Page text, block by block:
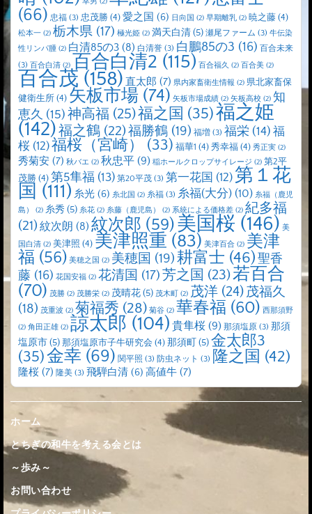
(66) 忠福 (3) 忠茂勝 (4) 愛之国 (6) 日向国 (2) 早期離乳 (2) 暁之藤 (4)
松本一 (2) 栃木県 (17) 極光姫 (2) 満天白清(5) 瀬尾ファーム (3) 牛伝染
性リンパ腫 (2) 白清85の3 (8) 白清誉 (3) 白鵬85の3 (16) 百合未来
(3) 百合白清 (2) 百合白清2 (115) 百合福久 (2) 百合美 (2)
百合茂 (158) 直太郎 (7) 県内家畜衛生情報 (2) 県北家畜保
健衛生所 (4) 矢板市場 (74) 矢板市場成績 (2) 矢板高校 (2) 知
恵久 (15) 神高福 (25)福之国 (35)福之姫
(142)福之鶴 (22)福勝鶴 (19) 福増 (3) 福栄 (14) 福
桜 (12)福桜（宮崎） (33) 福華1 (4) 秀幸福 (4) 秀正実 (2)
秀菊安 (7) 秋バエ (2) 秋忠平 (9) 稲ホールクロップサイレージ (2) 第2平
茂勝 (4) 第5隼福 (13) 第20平茂 (3) 第一花国 (12) 第１花
国 (111) 糸光 (6) 糸北国 (2) 糸福 (3) 糸福(大分) (10) 糸福（鹿児
島）
(2) 糸秀 (5) 糸花 (2) 糸藤（鹿児島） (2) 系統による価格差 (2) 紀多福
(21) 紋次朗 (8) 紋次郎 (59)美国桜 (146) 美
国白清 (2) 美津照 (4) 美津照重 (83) 美津百合 (2) 美津
福 (56) 美穂之国 (2) 美穂国 (19)耕富士 (46)聖香
藤 (16) 花国安福 (2) 花清国 (17)芳之国 (23)若百合
(70) 茂勝 (2) 茂勝栄 (2) 茂晴花(5) 茂木町 (2) 茂洋 (24)茂福久
(18) 茂重波 (2) 菊福秀 (28) 菊谷 (2) 華春福 (60) 西那須野
(2) 角田正雄 (2) 諒太郎 (104) 貴隼桜 (9) 那須塩原 (3) 那須
塩原市(5) 那須塩原市子牛研究会 (4) 那須町 (5)金太郎3
(35)金幸 (69) 関平照 (3) 防虫ネット (3) 隆之国 (42)
隆桜 (7) 隆美 (3) 飛騨白清 (6) 高値牛 (7)
ホーム
とちぎの和牛を考える会とは
～歩み～
お問い合わせ